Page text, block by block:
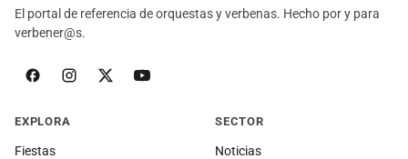
El portal de referencia de orquestas y verbenas. Hecho por y para
verbener@s.
EXPLORA
Fiestas
SECTOR
Noticias